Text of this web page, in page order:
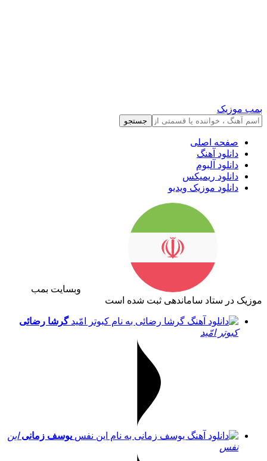
بمب موزیک
جستجو
صفحه اصلی
دانلود آهنگ
دانلود آلبوم
دانلود ریمیکس
دانلود موزیک ویدیو
وبسایت بمب
موزیک در ستاد ساماندهی ثبت شده است
گرشا رضائی
کبوتر امّید
یوسف زمانی این
نفس